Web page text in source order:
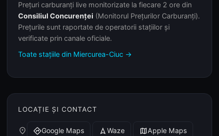
Prețuri carburanți live monitorizate la fiecare 2 ore din
Consiliul Concurenței (Monitorul Prețurilor Carburanți).
Prețurile sunt raportate de operatorii stațiilor și
verificate prin canale oficiale.
Toate stațiile din Miercurea-Ciuc →
LOCAȚIE ȘI CONTACT
place directionsGoogle Maps navigation Waze mapApple Maps